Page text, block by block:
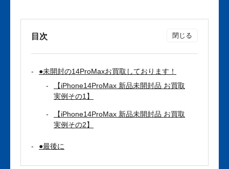
目次
●未開封の14ProMaxお買取しております！
【iPhone14ProMax 新品未開封品 お買取
実例その1】
【iPhone14ProMax 新品未開封品 お買取
実例その2】
●最後に